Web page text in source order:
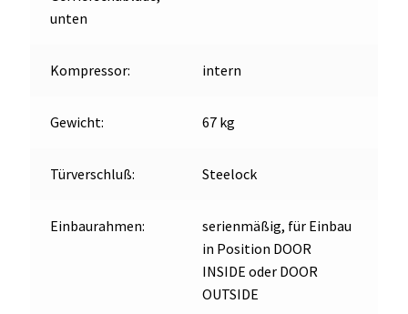
unten
Kompressor: intern
Gewicht: 67 kg
Türverschluß: Steelock
Einbaurahmen:
serienmäßig, für Einbau
in Position DOOR
INSIDE oder DOOR
OUTSIDE